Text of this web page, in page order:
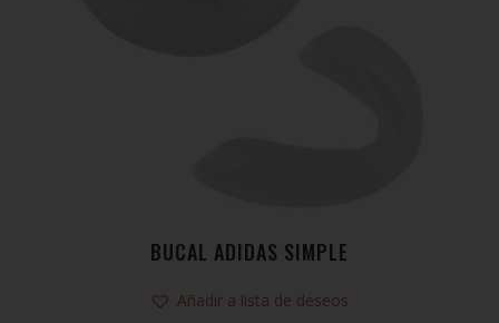
BUCAL ADIDAS SIMPLE
Añadir a lista de deseos